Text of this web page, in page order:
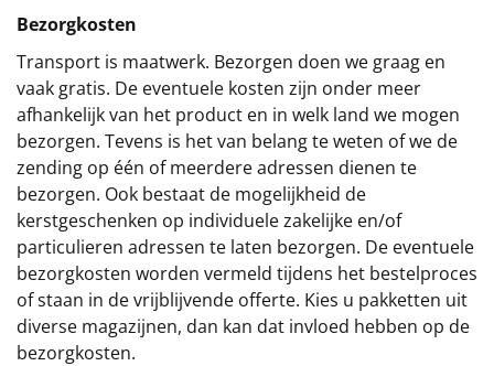
Bezorgkosten
Transport is maatwerk. Bezorgen doen we graag en
vaak gratis. De eventuele kosten zijn onder meer
afhankelijk van het product en in welk land we mogen
bezorgen. Tevens is het van belang te weten of we de
zending op één of meerdere adressen dienen te
bezorgen. Ook bestaat de mogelijkheid de
kerstgeschenken op individuele zakelijke en/of
particulieren adressen te laten bezorgen. De eventuele
bezorgkosten worden vermeld tijdens het bestelproces
of staan in de vrijblijvende offerte. Kies u pakketten uit
diverse magazijnen, dan kan dat invloed hebben op de
bezorgkosten.